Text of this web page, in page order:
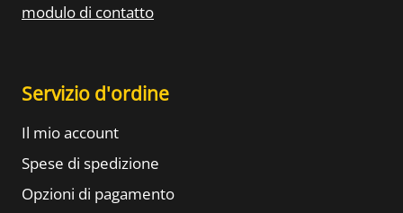
modulo di contatto
Servizio d'ordine
Il mio account
Spese di spedizione
Opzioni di pagamento